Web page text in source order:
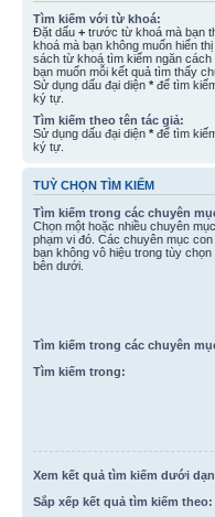
Tìm kiếm với từ khoá:
Đặt dấu + trước từ khoá mà bạn
khoá mà bạn không muốn hiển
sách từ khoá tìm kiếm ngăn cách
bạn muốn mỗi kết quả tìm thấy
Sử dụng dấu đại diện * để tìm
ký tự.
Tìm kiếm theo tên tác giả:
Sử dụng dấu đại diện * để tìm
ký tự.
TUỲ CHỌN TÌM KIẾM
Tìm kiếm trong các chuyên
Chọn một hoặc nhiều chuyên
phạm vi đó. Các chuyên mục
bạn không vô hiệu trong tùy
bên dưới.
Tìm kiếm trong các chuyên
Tìm kiếm trong:
Xem kết quả tìm kiếm dưới
Sắp xếp kết quả tìm kiếm theo: